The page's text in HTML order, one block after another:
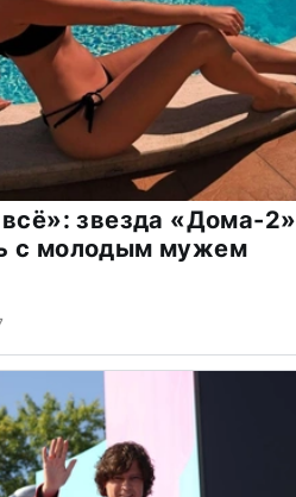
звезда «Дома-2»
с молодым мужем